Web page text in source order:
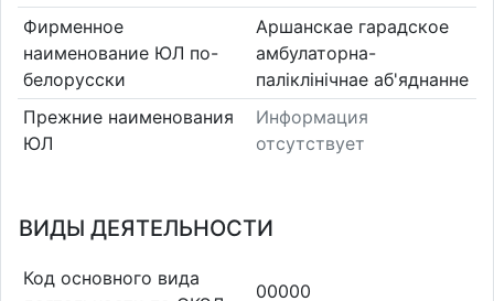
Фирменное
наименование ЮЛ по-
белорусски
Аршанскае гарадское
амбулаторна-
паліклінічнае аб'яднанне
Прежние наименования
ЮЛ
Информация
отсутствует
ВИДЫ ДЕЯТЕЛЬНОСТИ
Код основного вида
00000